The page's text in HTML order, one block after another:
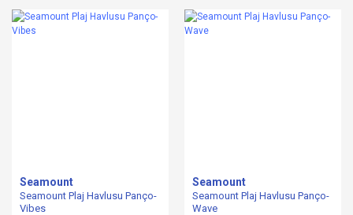
Seamount
Seamount Plaj Havlusu Panço-
Vibes
Seamount
Seamount Plaj Havlusu Panço-
Wave